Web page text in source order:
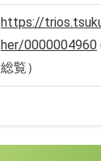
https://
her/0000004960
総覧）